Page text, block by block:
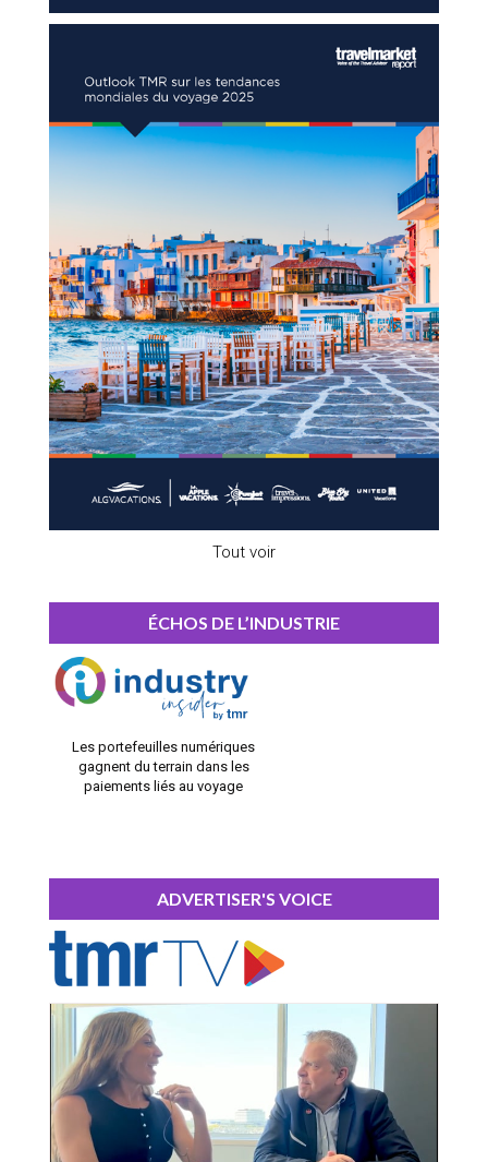
Tout voir
ÉCHOS DE L’INDUSTRIE
Les portefeuilles numériques
gagnent du terrain dans les
paiements liés au voyage
ADVERTISER'S VOICE